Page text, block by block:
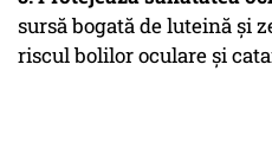
sursă bogată de luteină și
riscul bolilor oculare și